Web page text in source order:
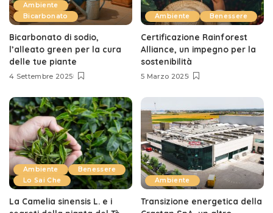
Ambiente
Bicarbonato
Bicarbonato di sodio,
l’alleato green per la cura
delle tue piante
4 Settembre 2025
Ambiente Benessere
Certificazione Rainforest
Alliance, un impegno per la
sostenibilità
5 Marzo 2025
Ambiente
Benessere
Lo Sai Che
La Camelia sinensis L. e i
Ambiente
Transizione energetica della